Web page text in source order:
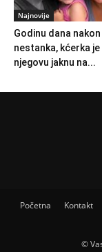
Najnovije
Godinu dana
nestanka, kćerka
njegovu jaknu na...
Početna Kontakt
©